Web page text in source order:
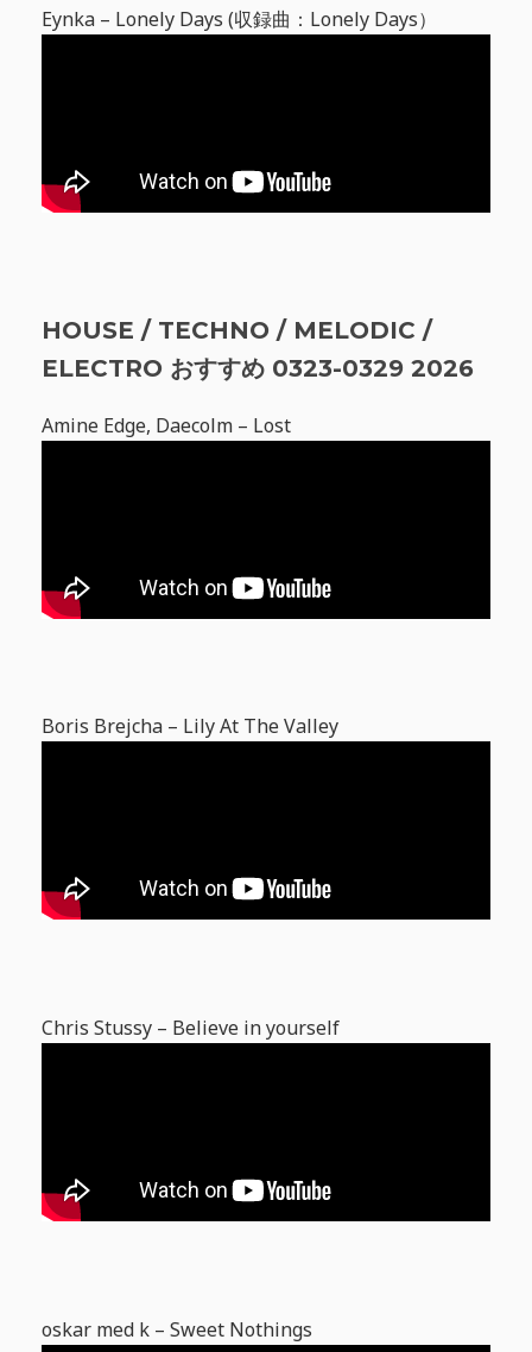
Eynka – Lonely Days (収録曲：Lonely Days）
HOUSE / TECHNO / MELODIC /
ELECTRO おすすめ 0323-0329 2026
Amine Edge, Daecolm – Lost
Boris Brejcha – Lily At The Valley
Chris Stussy – Believe in yourself
oskar med k – Sweet Nothings